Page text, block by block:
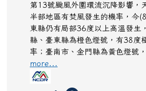
第13號颱風外圍環流沉降影響，
半部地區有焚風發生的機率，今
東縣仍有局部36度以上高溫發生
縣、臺東縣為橙色燈號，有38度
率；臺南市、金門縣為黃色燈號
more...